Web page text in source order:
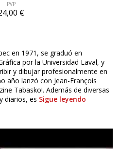
PVP
€
en 1971, se graduó en
por la Universidad Laval, y
y dibujar profesionalmente en
año lanzó con Jean-François
Tabasko!. Además de diversas
diarios, es Sigue leyendo